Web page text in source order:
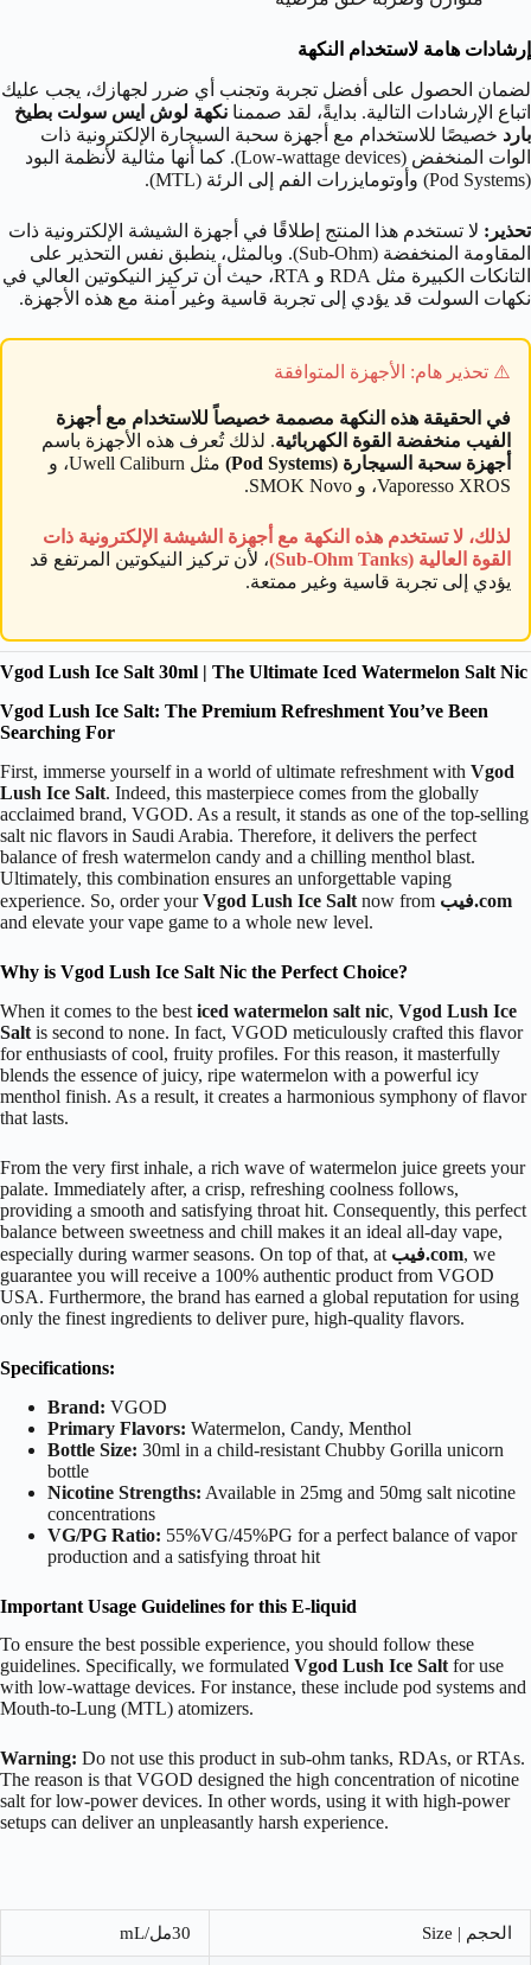
إرشادات هامة لاستخدام النكهة
لضمان الحصول على أفضل تجربة وتجنب أي ضرر لجهازك، يجب عليك
اتباع الإرشادات التالية. بدايةً، لقد صممنا نكهة لوش ايس سولت بطيخ
بارد خصيصًا للاستخدام مع أجهزة سحبة السيجارة الإلكترونية ذات
الوات المنخفض (Low-wattage devices). كما أنها مثالية لأنظمة البود
(Pod Systems) وأوتومايزرات الفم إلى الرئة (MTL).
تحذير: لا تستخدم هذا المنتج إطلاقًا في أجهزة الشيشة الإلكترونية ذات
المقاومة المنخفضة (Sub-Ohm). وبالمثل، ينطبق نفس التحذير على
التانكات الكبيرة مثل RDA و RTA، حيث أن تركيز النيكوتين العالي في
نكهات السولت قد يؤدي إلى تجربة قاسية وغير آمنة مع هذه الأجهزة.
⚠️ تحذير هام: الأجهزة المتوافقة
في الحقيقة هذه النكهة مصممة خصيصاً للاستخدام مع أجهزة
الفيب منخفضة القوة الكهربائية. لذلك تُعرف هذه الأجهزة باسم
أجهزة سحبة السيجارة (Pod Systems)
مثل Uwell Caliburn، و
Vaporesso XROS، و SMOK Novo.
لذلك، لا تستخدم هذه النكهة مع أجهزة الشيشة الإلكترونية ذات
القوة العالية (Sub-Ohm Tanks)
، لأن تركيز النيكوتين المرتفع قد
يؤدي إلى تجربة قاسية وغير ممتعة.
Vgod Lush Ice Salt 30ml | The Ultimate Iced Watermelon Salt Nic
Vgod Lush Ice Salt: The Premium Refreshment You’ve Been
Searching For
First, immerse yourself in a world of ultimate refreshment with Vgod
Lush Ice Salt. Indeed, this masterpiece comes from the globally
acclaimed brand, VGOD. As a result, it stands as one of the top-selling
salt nic flavors in Saudi Arabia. Therefore, it delivers the perfect
balance of fresh watermelon candy and a chilling menthol blast.
Ultimately, this combination ensures an unforgettable vaping
experience. So, order yourVgod Lush Ice Salt now from
فيب.com
and elevate your vape game to a whole new level.
Why is Vgod Lush Ice Salt Nic the Perfect Choice?
When it comes to the best iced watermelon salt nic, Vgod Lush Ice
Salt is second to none. In fact, VGOD meticulously crafted this flavor
for enthusiasts of cool, fruity profiles. For this reason, it masterfully
blends the essence of juicy, ripe watermelon with a powerful icy
menthol finish. As a result, it creates a harmonious symphony of flavor
that lasts.
From the very first inhale, a rich wave of watermelon juice greets your
palate. Immediately after, a crisp, refreshing coolness follows,
providing a smooth and satisfying throat hit. Consequently, this perfect
balance between sweetness and chill makes it an ideal all-day vape,
especially during warmer seasons. On top of that, at
فيب.com, we
guarantee you will receive a 100% authentic product from VGOD
USA. Furthermore, the brand has earned a global reputation for using
only the finest ingredients to deliver pure, high-quality flavors.
Specifications:
Brand: VGOD
Primary Flavors: Watermelon, Candy, Menthol
Bottle Size: 30ml in a child-resistant Chubby Gorilla unicorn
bottle
Nicotine Strengths: Available in 25mg and 50mg salt nicotine
concentrations
VG/PG Ratio: 55%VG/45%PG for a perfect balance of vapor
production and a satisfying throat hit
Important Usage Guidelines for this E-liquid
To ensure the best possible experience, you should follow these
guidelines. Specifically, we formulated Vgod Lush Ice Salt for use
with low-wattage devices. For instance, these include pod systems and
Mouth-to-Lung (MTL) atomizers.
Warning: Do not use this product in sub-ohm tanks, RDAs, or RTAs.
The reason is that VGOD designed the high concentration of nicotine
salt for low-power devices. In other words, using it with high-power
setups can deliver an unpleasantly harsh experience.
الحجم | Size 30مل/mL